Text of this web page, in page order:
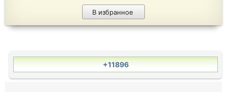
В избранное
+11896